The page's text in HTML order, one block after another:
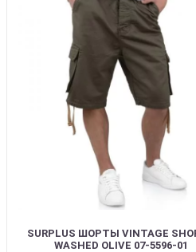
SURPLUS ШОРТЫ VINTAGE
WASHED OLIVE 07-5596-01